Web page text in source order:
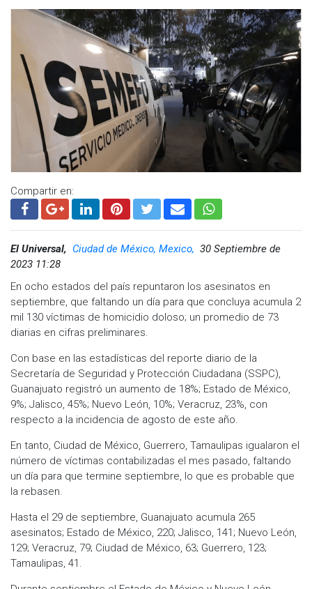
Compartir en:
El Universal, Ciudad de México, Mexico, 30 Septiembre de
2023 11:28
En ocho estados del país repuntaron los asesinatos en
septiembre, que faltando un día para que concluya acumula 2
mil 130 víctimas de homicidio doloso; un promedio de 73
diarias en cifras preliminares.
Con base en las estadísticas del reporte diario de la
Secretaría de Seguridad y Protección Ciudadana (SSPC),
Guanajuato registró un aumento de 18%; Estado de México,
9%; Jalisco, 45%; Nuevo León, 10%; Veracruz, 23%, con
respecto a la incidencia de agosto de este año.
En tanto, Ciudad de México, Guerrero, Tamaulipas igualaron el
número de víctimas contabilizadas el mes pasado, faltando
un día para que termine septiembre, lo que es probable que
la rebasen.
Hasta el 29 de septiembre, Guanajuato acumula 265
asesinatos; Estado de México, 220; Jalisco, 141; Nuevo León,
129; Veracruz, 79; Ciudad de México, 63; Guerrero, 123;
Tamaulipas, 41.